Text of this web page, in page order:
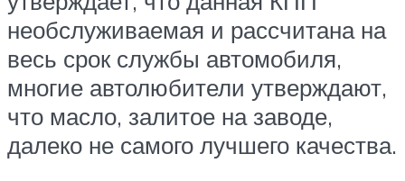
необслуживаемая и рассчитана на
весь срок службы автомобиля,
многие автолюбители утверждают,
что масло, залитое на заводе,
далеко не самого лучшего качества.